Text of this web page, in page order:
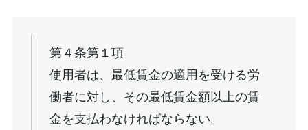
第４条第１項
使用者は、最低賃金の適用を受ける労
働者に対し、その最低賃金額以上の賃
金を支払わなければならない。